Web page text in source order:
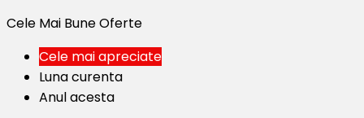
Cele Mai Bune Oferte
Cele mai apreciate
Luna curenta
Anul acesta